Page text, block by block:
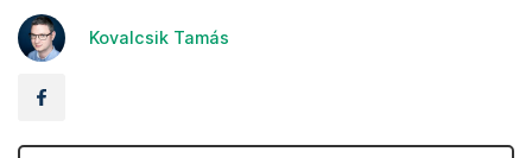
Kovalcsik Tamás